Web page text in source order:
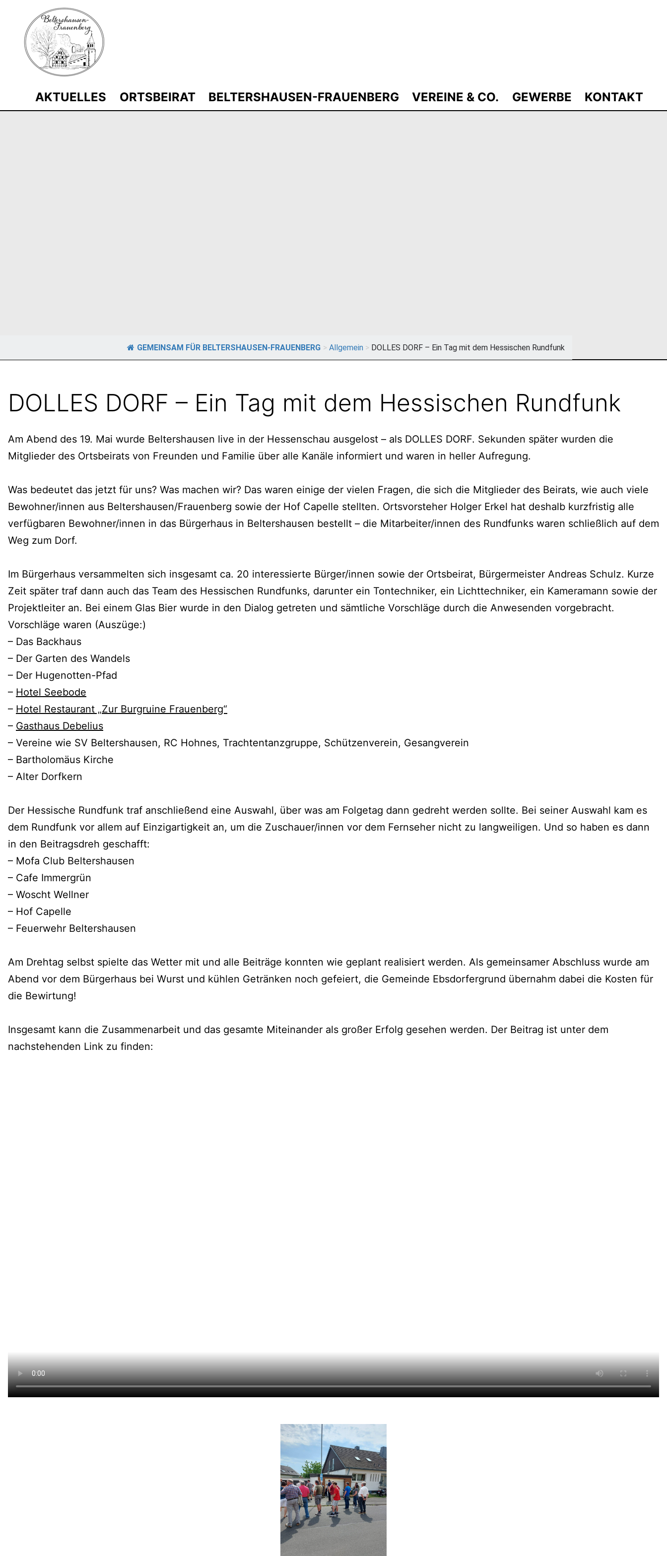
springen
AKTUELLES ORTSBEIRAT BELTERSHAUSEN-FRAUENBERG VEREINE & CO. GEWERBE KONTAKT
GEMEINSAM FÜR BELTERSHAUSEN-FRAUENBERG > Allgemein > DOLLES DORF – Ein Tag mit dem Hessischen Rundfunk
DOLLES DORF – Ein Tag mit dem Hessischen Rundfunk
Am Abend des 19. Mai wurde Beltershausen live in der Hessenschau ausgelost – als DOLLES DORF. Sekunden später wurden die
Mitglieder des Ortsbeirats von Freunden und Familie über alle Kanäle informiert und waren in heller Aufregung.
Was bedeutet das jetzt für uns? Was machen wir? Das waren einige der vielen Fragen, die sich die Mitglieder des Beirats, wie auch viele
Bewohner/innen aus Beltershausen/Frauenberg sowie der Hof Capelle stellten. Ortsvorsteher Holger Erkel hat deshalb kurzfristig alle
verfügbaren Bewohner/innen in das Bürgerhaus in Beltershausen bestellt – die Mitarbeiter/innen des Rundfunks waren schließlich auf dem
Weg zum Dorf.
Im Bürgerhaus versammelten sich insgesamt ca. 20 interessierte Bürger/innen sowie der Ortsbeirat, Bürgermeister Andreas Schulz. Kurze
Zeit später traf dann auch das Team des Hessischen Rundfunks, darunter ein Tontechniker, ein Lichttechniker, ein Kameramann sowie der
Projektleiter an. Bei einem Glas Bier wurde in den Dialog getreten und sämtliche Vorschläge durch die Anwesenden vorgebracht.
Vorschläge waren (Auszüge:)
– Das Backhaus
– Der Garten des Wandels
– Der Hugenotten-Pfad
– Hotel Seebode
– Hotel Restaurant „Zur Burgruine Frauenberg“
– Gasthaus Debelius
– Vereine wie SV Beltershausen, RC Hohnes, Trachtentanzgruppe, Schützenverein, Gesangverein
– Bartholomäus Kirche
– Alter Dorfkern
Der Hessische Rundfunk traf anschließend eine Auswahl, über was am Folgetag dann gedreht werden sollte. Bei seiner Auswahl kam es
dem Rundfunk vor allem auf Einzigartigkeit an, um die Zuschauer/innen vor dem Fernseher nicht zu langweiligen. Und so haben es dann
in den Beitragsdreh geschafft:
– Mofa Club Beltershausen
– Cafe Immergrün
– Woscht Wellner
– Hof Capelle
– Feuerwehr Beltershausen
Am Drehtag selbst spielte das Wetter mit und alle Beiträge konnten wie geplant realisiert werden. Als gemeinsamer Abschluss wurde am
Abend vor dem Bürgerhaus bei Wurst und kühlen Getränken noch gefeiert, die Gemeinde Ebsdorfergrund übernahm dabei die Kosten für
die Bewirtung!
Insgesamt kann die Zusammenarbeit und das gesamte Miteinander als großer Erfolg gesehen werden. Der Beitrag ist unter dem
nachstehenden Link zu finden: